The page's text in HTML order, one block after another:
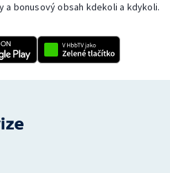
a bonusový obsah kdekoli a kdykoli.